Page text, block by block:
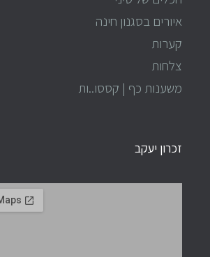
איורים בסגנון חינה
קערות
צלחות
משענות כף | קססו..ות
זכרון יעקב